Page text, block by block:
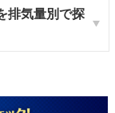
排気量別で探